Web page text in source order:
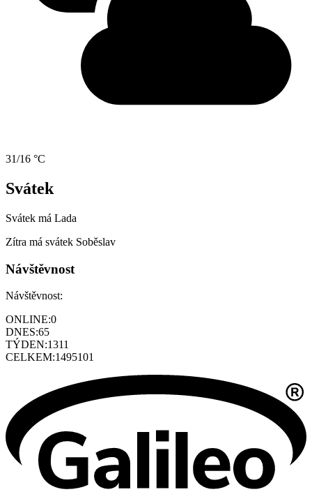
31/16 °C
Svátek
Svátek má Lada
Zítra má svátek Soběslav
Návštěvnost
Návštěvnost:
ONLINE:0
DNES:65
TÝDEN:1311
CELKEM:1495101